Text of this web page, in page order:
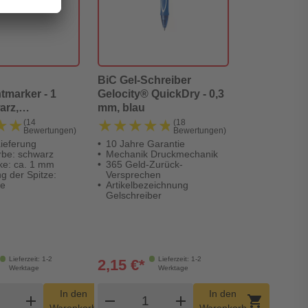
- 1
(14
Bewertungen)
schwarz
ca. 1 mm
der Spitze:
Lieferzeit: 1-2
Werktage
Warenkorb Menge
add
In den
shopping_cart
BiC Gel-Schreiber
Gelocity® QuickDry - 0,3
mm, blau
★★★★★
★★★★★ (18
Bewertungen)
10 Jahre Garantie
Mechanik Druckmechanik
365 Geld-Zurück-
Versprechen
Artikelbezeichnung
Gelschreiber
Lieferzeit: 1-2
Werktage
2,15 €*
remove
Produkt Warenkorb Menge
add
In den
shopping_cart